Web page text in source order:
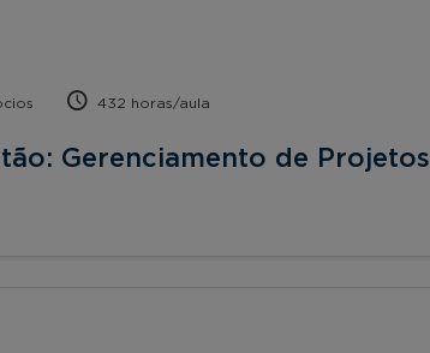
432 horas/aula
Gerenciamento de Projetos